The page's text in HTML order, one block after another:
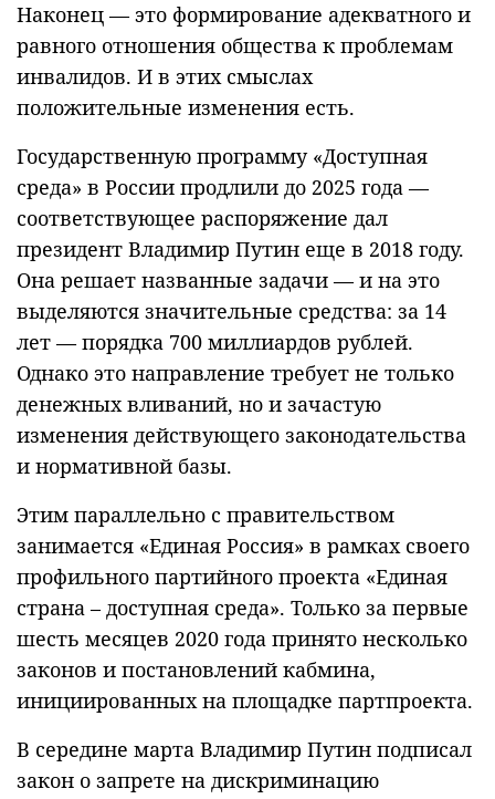
Наконец — это формирование адекватного и
равного отношения общества к проблемам
инвалидов. И в этих смыслах
положительные изменения есть.
Государственную программу «Доступная
среда» в России продлили до 2025 года —
соответствующее распоряжение дал
президент Владимир Путин еще в 2018 году.
Она решает названные задачи — и на это
выделяются значительные средства: за 14
лет — порядка 700 миллиардов рублей.
Однако это направление требует не только
денежных вливаний, но и зачастую
изменения действующего законодательства
и нормативной базы.
Этим параллельно с правительством
занимается «Единая Россия» в рамках своего
профильного партийного проекта «Единая
страна – доступная среда». Только за первые
шесть месяцев 2020 года принято несколько
законов и постановлений кабмина,
инициированных на площадке партпроекта.
В середине марта Владимир Путин подписал
закон о запрете на дискриминацию